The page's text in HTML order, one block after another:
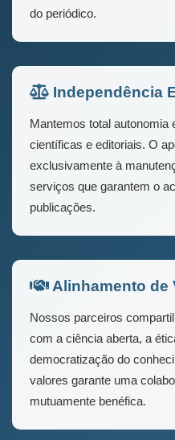
do periódico.
Independência
Mantemos total autonomia
científicas e editoriais. O
exclusivamente à
serviços que garantem o
publicações.
Alinhamento de
Nossos parceiros
com a ciência aberta, a
democratização do
valores garante uma
mutuamente benéfica.